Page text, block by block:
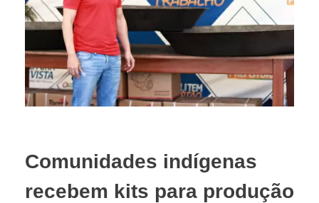
Comunidades indígenas
recebem kits para produção